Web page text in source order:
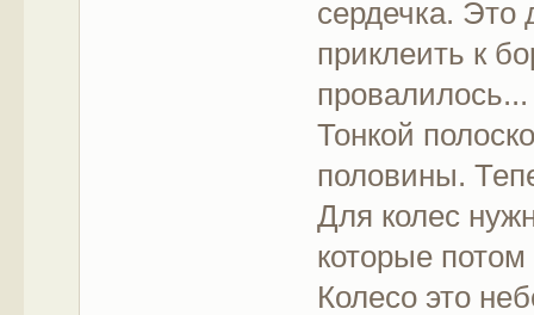
сердечка. Это
приклеить к
провалилось...
Тонкой
половины.
Для колес
которые
Колесо это